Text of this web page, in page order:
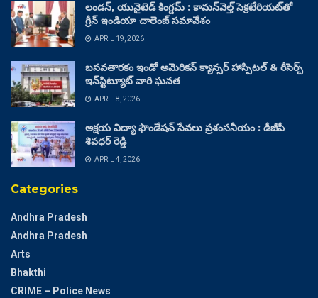
లండన్, యునైటెడ్ కింగ్డమ్ : కామన్‌వెల్త్ సెక్రటేరియట్‌తో
గ్రీన్ ఇండియా చాలెంజ్ సమావేశం
APRIL 19, 2026
బసవతారకం ఇండో అమెరికన్ క్యాన్సర్ హాస్పిటల్ & రీసెర్చ్
ఇన్‌స్టిట్యూట్ వారి ఘనత
APRIL 8, 2026
అక్షయ విద్యా ఫౌండేషన్ సేవలు ప్రశంసనీయం : డీజీపీ
శివధర్ రెడ్డి
APRIL 4, 2026
Categories
Andhra Pradesh
Andhra Pradesh
Arts
Bhakthi
CRIME – Police News